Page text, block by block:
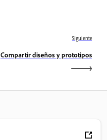
Siguiente
Compartir diseños y prototipos